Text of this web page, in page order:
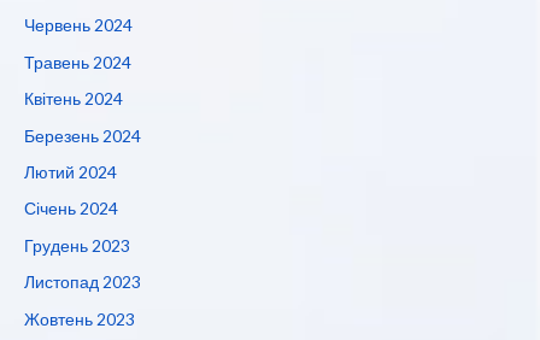
Червень 2024
Травень 2024
Квітень 2024
Березень 2024
Лютий 2024
Січень 2024
Грудень 2023
Листопад 2023
Жовтень 2023